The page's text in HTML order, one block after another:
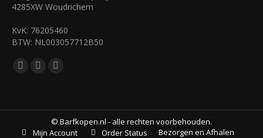
4285XW Woudrichem
KvK: 76205460
BTW: NL003057712B50
Vind ons op:
Facebook
new
Mail
new
WhatsApp
in
new
© Barfkopen.nl - alle rechten voorbehouden.
Mijn Account
Order Status Bezorgen en Afhalen